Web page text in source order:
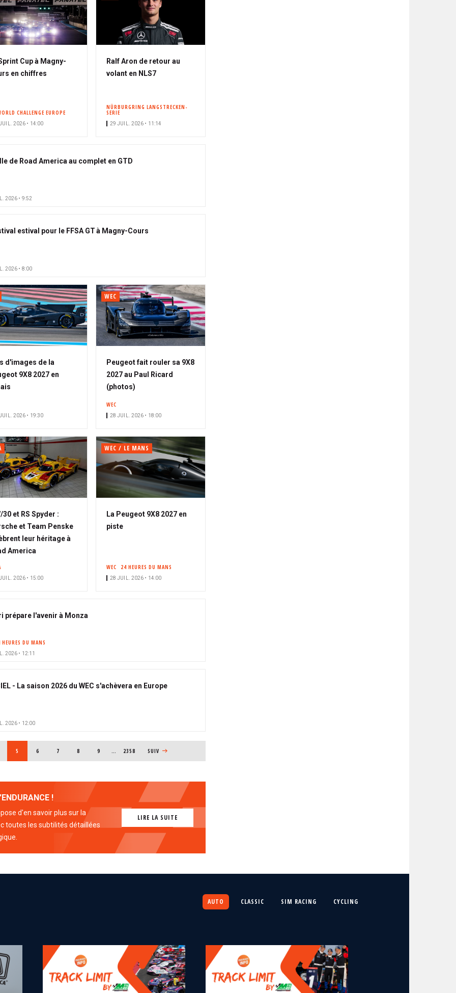
Cup à Magny-
en chiffres
CHALLENGE EUROPE
2026 • 14:00
Ralf Aron de retour au
volant en NLS7
NÜRBURGRING LANGSTRECKEN-
SERIE
29 JUIL. 2026 • 11:14
de Road America au complet en GTD
2026 • 9:52
estival pour le FFSA GT à Magny-Cours
2026 • 8:00
d'images de la
9X8 2027 en
2026 • 19:30
WEC
Peugeot fait rouler sa 9X8
2027 au Paul Ricard
(photos)
WEC
28 JUIL. 2026 • 18:00
30 et RS Spyder :
et Team Penske
leur héritage à
America
2026 • 15:00
WEC / LE MANS
La Peugeot 9X8 2027 en
piste
WEC 24 HEURES DU MANS
28 JUIL. 2026 • 14:00
prépare l'avenir à Monza
HEURES DU MANS
2026 • 12:11
- La saison 2026 du WEC s'achèvera en Europe
2026 • 12:00
PAGE COURANTE
5 PAGE
6 PAGE
7 PAGE
8 PAGE
9 … 2358 PAGE SUIVANTE
SUIV
!
d'en savoir plus sur la
toutes les subtilités détaillées
LIRE LA SUITE
AUTO CLASSIC SIM RACING CYCLING